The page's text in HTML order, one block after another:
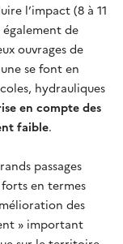
l’impact (8 à 11
de
ouvrages de
se font en
hydrauliques
en compte des
faible.
passages
en termes
des
» important